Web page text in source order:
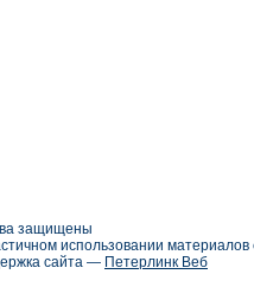
защищены
использовании
сайта — Петерлинк Веб